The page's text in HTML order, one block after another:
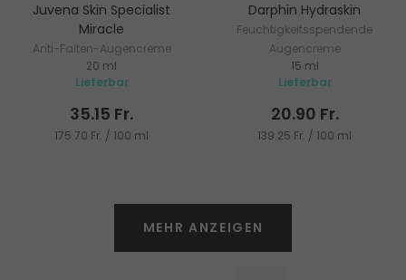
Juvena Skin Specialist
Miracle
Anti-Falten-Augencreme
20 ml
Lieferbar
35.15 Fr.
175.70 Fr. / 100 ml
Darphin Hydraskin
Feuchtigkeitsspendende
Augencreme
15 ml
Lieferbar
20.90 Fr.
139.25 Fr. / 100 ml
MEHR ANZEIGEN